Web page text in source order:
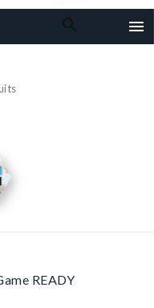


READY
READY
READY
Game READY
READY